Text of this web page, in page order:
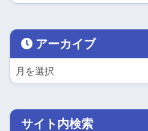
アーカイブ
サイト内検索